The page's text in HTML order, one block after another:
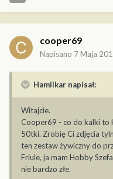
cooper69
Napisano 7 Maja
Hamilkar napisał:
Witajcie.
Cooper69 - co do kalki to
50tki. Zrobię Ci zdjęcia
ten zestaw żywiczny do
Friule, ja mam Hobby
nie bardzo złe.